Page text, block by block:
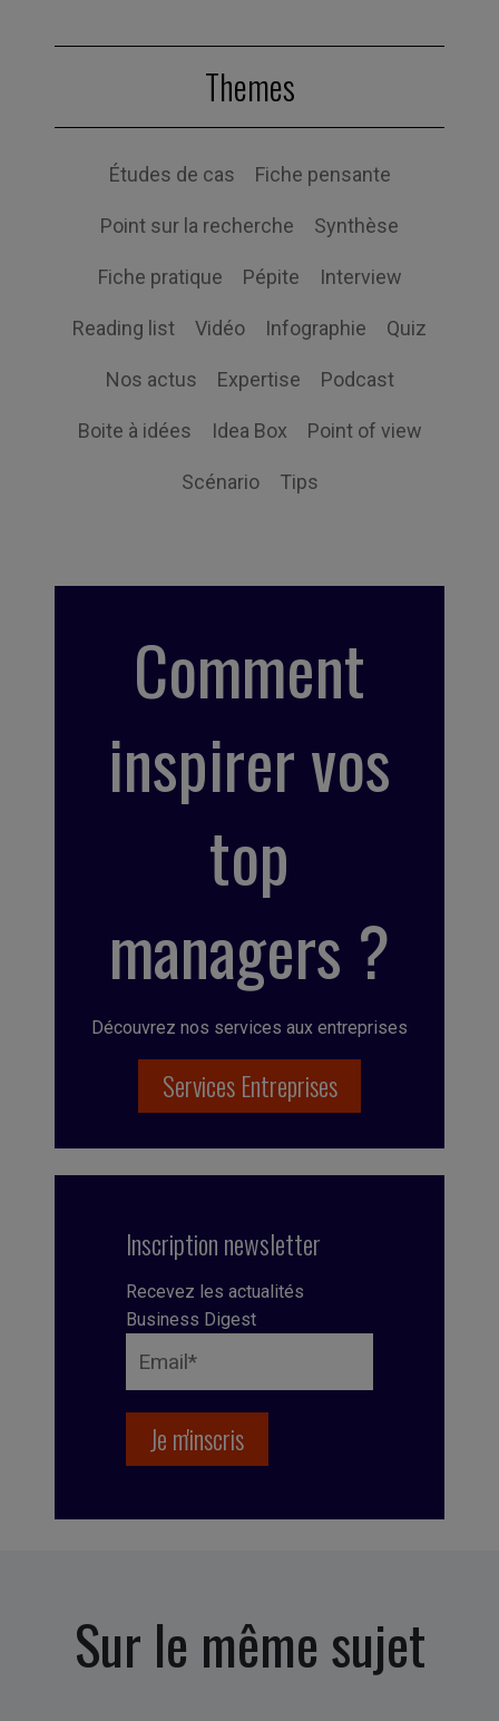
Themes
Études de cas Fiche pensante
Point sur la recherche Synthèse
Fiche pratique Pépite Interview
Reading list Vidéo Infographie Quiz
Nos actus Expertise Podcast
Boite à idées Idea Box Point of view
Scénario Tips
Comment
inspirer vos
top
managers ?
Découvrez nos services aux entreprises
Services Entreprises
Inscription newsletter
Recevez les actualités
Business Digest
Sur le même sujet